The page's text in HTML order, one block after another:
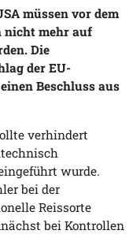
müssen vor dem
nicht mehr auf
Die
der EU-
Beschluss aus
verhindert
wurde.
bei der
Reissorte
bei Kontrollen